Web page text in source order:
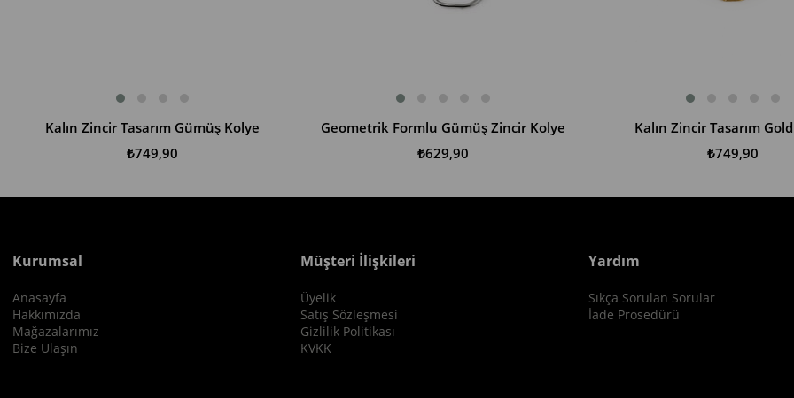
SEPETE EKLE
Kalın Zincir Tasarım Gümüş Kolye
₺749,90
SEPETE EKLE
Geometrik Formlu Gümüş Zincir Kolye
₺629,90
SEPETE EKLE
Kalın Zincir Tasarım
₺749,90
Kurumsal
Anasayfa
Hakkımızda
Mağazalarımız
Bize Ulaşın
Müşteri İlişkileri
Üyelik
Satış Sözleşmesi
Gizlilik Politikası
KVKK
Yardım
Sıkça Sorulan Sorular
İade Prosedürü